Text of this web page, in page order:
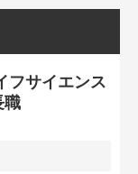
フサイエンス
職